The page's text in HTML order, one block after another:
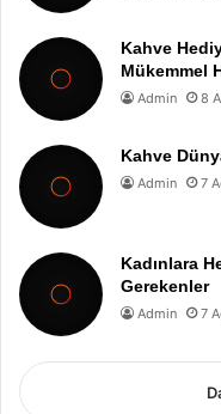
Kahve
Mükemmel
Admin 8
Kahve
Admin 7
Kadınlara
Gerekenler
Admin 7